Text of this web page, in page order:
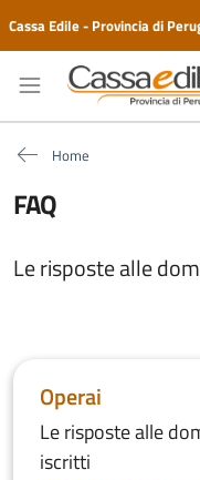
Cassa Edile - Provincia di
Home
FAQ
Le risposte alle
Operai
Le risposte alle
iscritti